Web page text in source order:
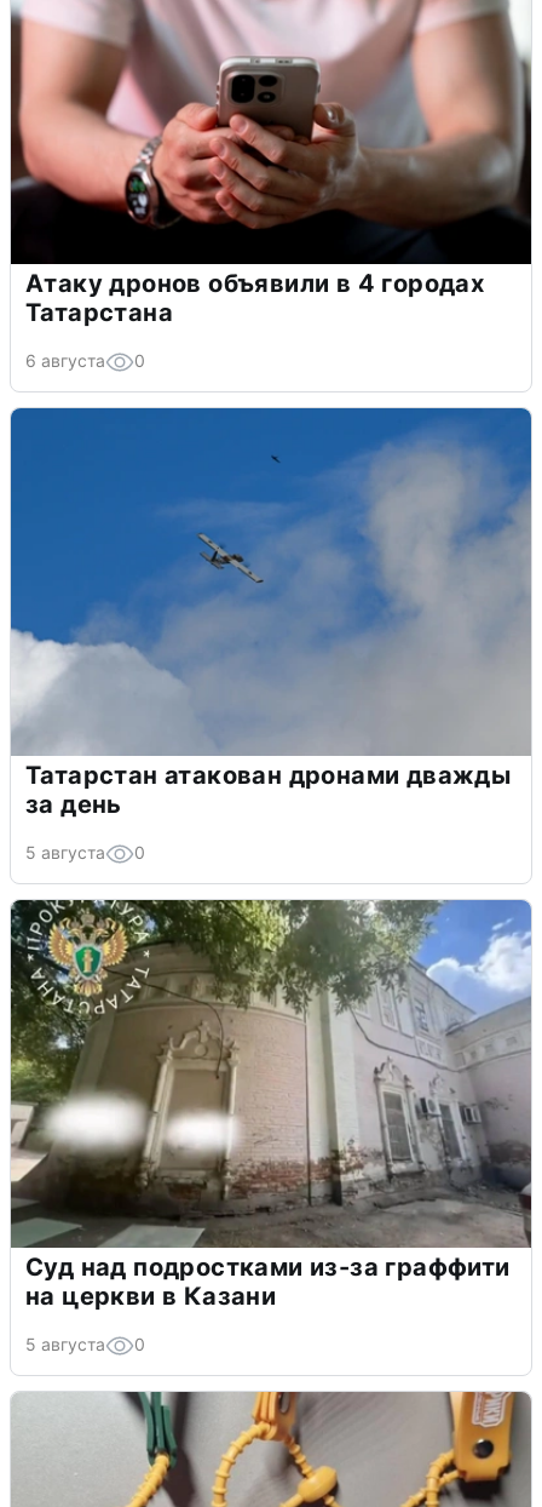
Атаку дронов объявили в 4 городах
Татарстана
6 августа 0
Татарстан атакован дронами дважды
за день
5 августа 0
Суд над подростками из-за граффити
на церкви в Казани
5 августа 0